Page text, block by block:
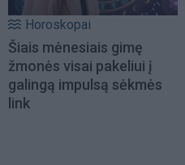
Horoskopai
Šiais mėnesiais gimę
žmonės visai pakeliui į
galingą impulsą sėkmės
link